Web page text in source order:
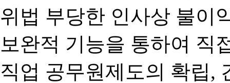
위법 부당한 인사상 불이
보완적 기능을 통하여 직
직업 공무원제도의 확립,